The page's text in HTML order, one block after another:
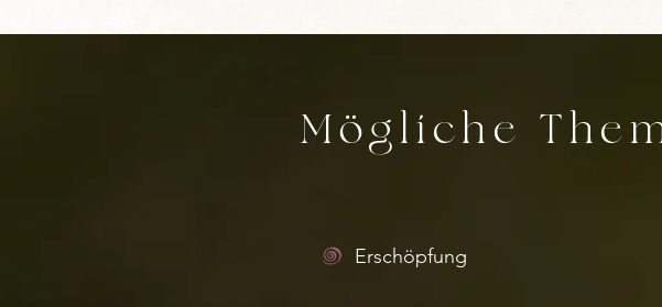
Mögliche
Erschöpfung